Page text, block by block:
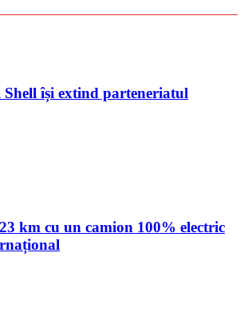
își extind parteneriatul
km cu un camion 100% electric